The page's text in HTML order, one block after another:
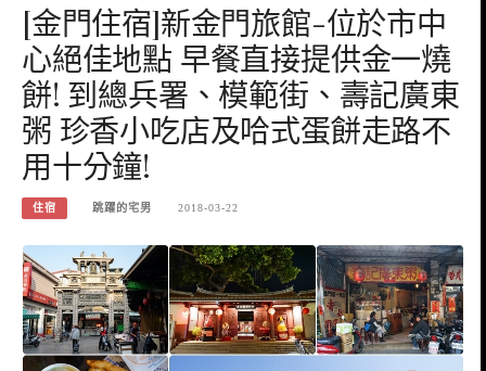
[金門住宿]新金門旅館-位於市中
心絕佳地點 早餐直接提供金一燒
餅! 到總兵署、模範街、壽記廣東
粥 珍香小吃店及哈式蛋餅走路不
用十分鐘!
住宿 跳躍的宅男 2018-03-22